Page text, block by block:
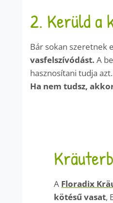
2. Kerüld a
Bár sokan szeretnek
vasfelszívódást.A
hasznosítani tudja azt.
Ha nem tudsz,
A Floradix
kötésű vasat,